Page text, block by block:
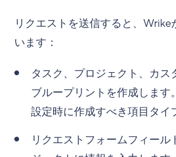
リクエストを送信すると、
います：
タスク、プロジェクト、カ
ブループリントを作成します
設定時に作成すべき項目タイ
リクエストフォームフィー